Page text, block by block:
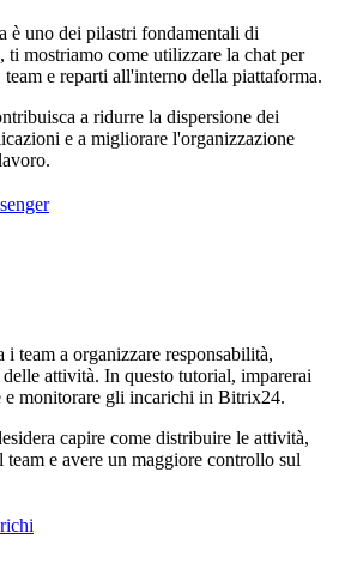
è uno dei pilastri fondamentali di
mostriamo come utilizzare la chat per
e reparti all'interno della piattaforma.
a ridurre la dispersione dei
e a migliorare l'organizzazione
team a organizzare responsabilità,
attività. In questo tutorial, imparerai
e monitorare gli incarichi in Bitrix24.
capire come distribuire le attività,
e avere un maggiore controllo sul